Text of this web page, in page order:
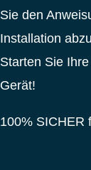
Sie den
Installation
Starten Sie
Gerät!
100% SICHER